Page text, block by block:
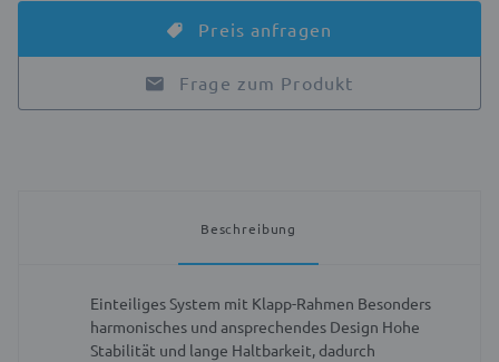
Preis anfragen
Frage zum Produkt
Beschreibung
Einteiliges System mit Klapp-Rahmen Besonders
harmonisches und ansprechendes Design Hohe
Stabilität und lange Haltbarkeit, dadurch